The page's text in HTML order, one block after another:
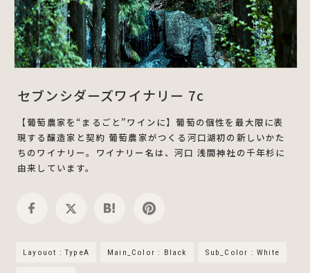
セブンシダーズワイナリー 7c
【葡萄農家を“まるごと”ワインに】葡萄の個性を最大限に表
現する醸造家と契約 葡萄農家がつくる河口湖初の新しいかた
ちのワイナリー。ワイナリー名は、河口 浅間神社の千年杉に
由来しています。
Layouot : TypeA Main_Color : Black Sub_Color : White